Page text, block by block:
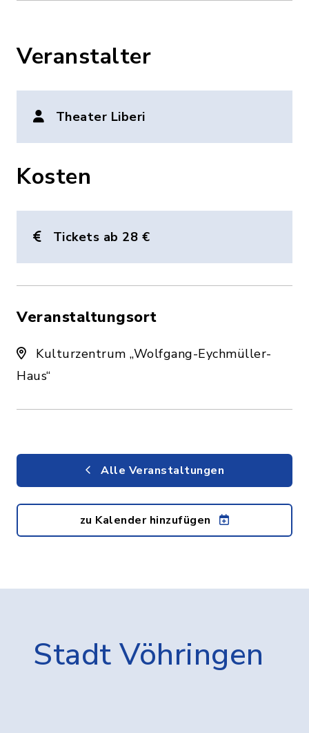
Veranstalter
Theater Liberi
Kosten
Tickets ab 28 €
Veranstaltungsort
Kulturzentrum „Wolfgang-Eychmüller-
Haus“
Alle Veranstaltungen
zu Kalender hinzufügen
Stadt Vöhringen